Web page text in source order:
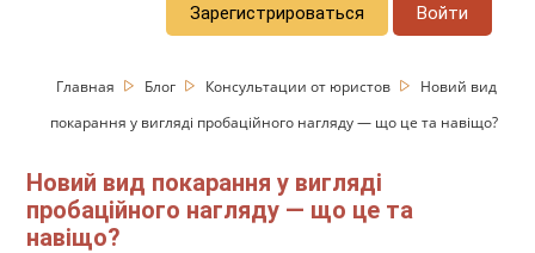
Зарегистрироваться Войти
Главная Блог Консультации от юристов
Новий вид
покарання у вигляді пробаційного нагляду — що це та навіщо?
Новий вид покарання у вигляді
пробаційного нагляду — що це та
навіщо?